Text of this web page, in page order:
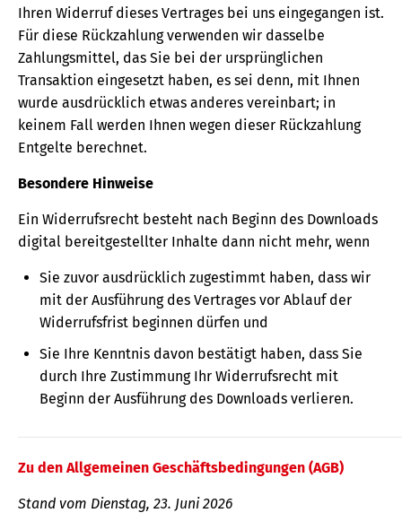
Ihren Widerruf dieses Vertrages bei uns eingegangen ist.
Für diese Rückzahlung verwenden wir dasselbe
Zahlungsmittel, das Sie bei der ursprünglichen
Transaktion eingesetzt haben, es sei denn, mit Ihnen
wurde ausdrücklich etwas anderes vereinbart; in
keinem Fall werden Ihnen wegen dieser Rückzahlung
Entgelte berechnet.
Besondere Hinweise
Ein Widerrufsrecht besteht nach Beginn des Downloads
digital bereitgestellter Inhalte dann nicht mehr, wenn
Sie zuvor ausdrücklich zugestimmt haben, dass wir
mit der Ausführung des Vertrages vor Ablauf der
Widerrufsfrist beginnen dürfen und
Sie Ihre Kenntnis davon bestätigt haben, dass Sie
durch Ihre Zustimmung Ihr Widerrufsrecht mit
Beginn der Ausführung des Downloads verlieren.
Zu den Allgemeinen Geschäftsbedingungen (AGB)
Stand vom Dienstag, 23. Juni 2026